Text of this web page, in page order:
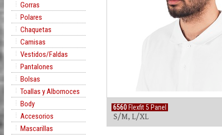
Gorras
Polares
Chaquetas
Camisas
Vestidos/Faldas
Pantalones
Bolsas
Toallas y Albornoces
Body
Accesorios
Mascarillas
6560 Flexfit 5 Panel
S/M, L/XL